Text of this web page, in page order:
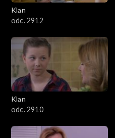
Klan
odc. 2912
Klan
odc. 2910